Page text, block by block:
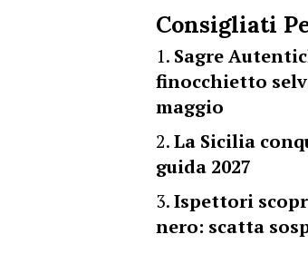
Consigliati
Sagre
finocchietto
maggio
La Sicilia
guida 2027
Ispettori
nero: scatta